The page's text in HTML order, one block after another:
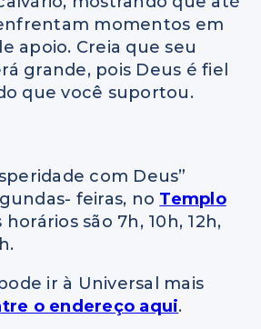
momentos em
apoio. Creia que seu
grande, pois Deus é fiel
que você suportou.
com Deus”
feiras, no Templo
horários são 7h, 10h, 12h,
ir à Universal mais
o endereço aqui.